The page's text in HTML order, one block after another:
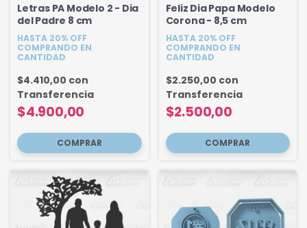
Letras PA Modelo 2 - Dia
del Padre 8 cm
HASTA 20% OFF
COMPRANDO EN
CANTIDAD
$4.900,00
$4.410,00 con
Transferencia
Feliz Dia Papa Modelo
Corona - 8,5 cm
HASTA 20% OFF
COMPRANDO EN
CANTIDAD
$2.500,00
$2.250,00 con
Transferencia